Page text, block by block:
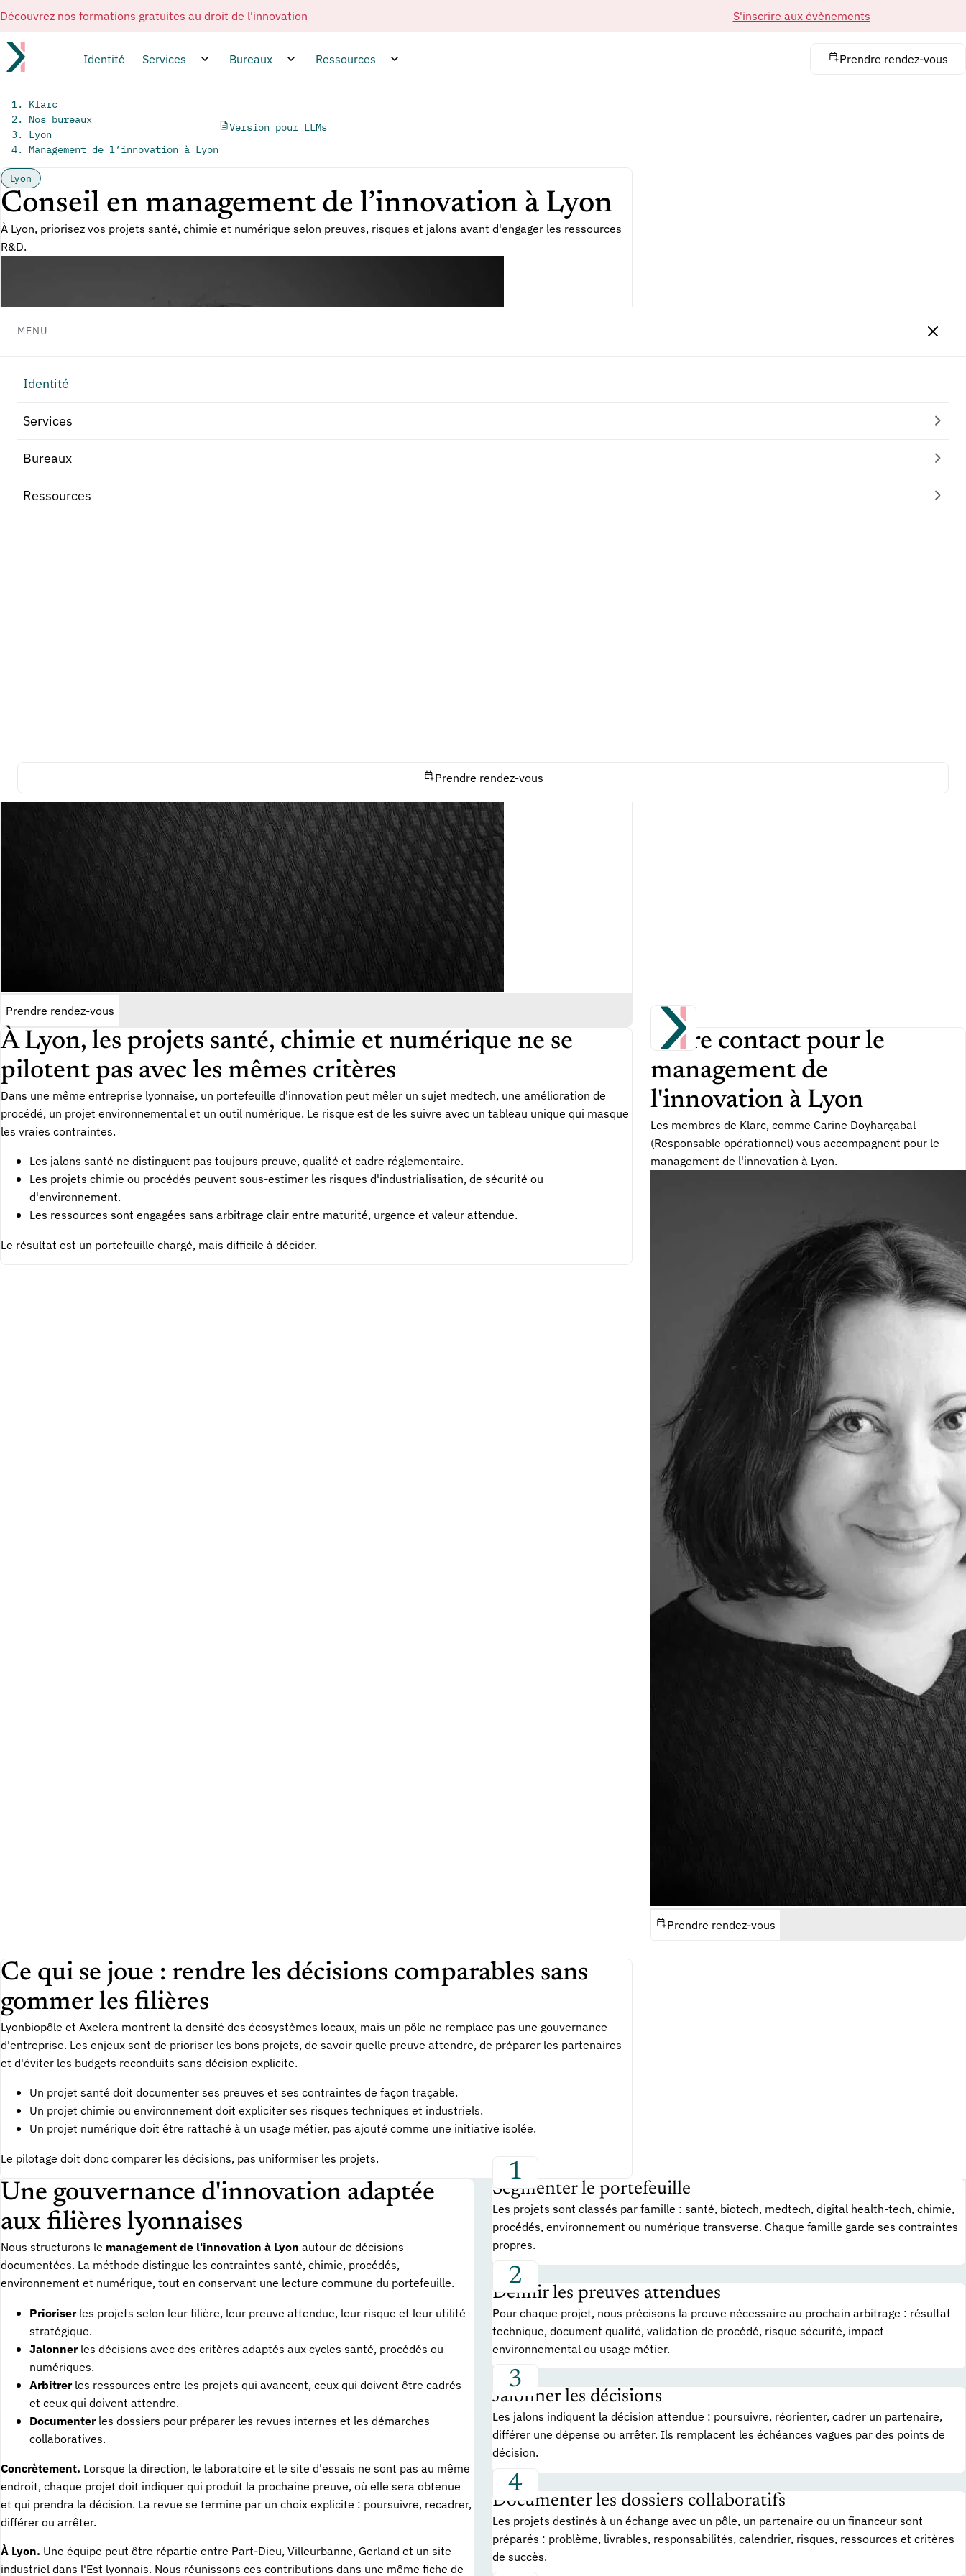
Découvrez nos formations gratuites au droit de l'innovation S'inscrire aux évènements
Identité Services Bureaux Ressources Prendre rendez-vous
MENU
Identité
Services
Bureaux
Ressources
Prendre rendez-vous
Klarc
Nos bureaux
Lyon
Management de l’innovation à Lyon
Version pour LLMs
Lyon
Conseil en management de l’innovation à Lyon
À Lyon, priorisez vos projets santé, chimie et numérique selon preuves, risques et jalons avant d'engager les ressources
R&D.
Prendre rendez-vous
À Lyon, les projets santé, chimie et numérique ne se
pilotent pas avec les mêmes critères
Dans une même entreprise lyonnaise, un portefeuille d'innovation peut mêler un sujet medtech, une amélioration de
procédé, un projet environnemental et un outil numérique. Le risque est de les suivre avec un tableau unique qui masque
les vraies contraintes.
Les jalons santé ne distinguent pas toujours preuve, qualité et cadre réglementaire.
Les projets chimie ou procédés peuvent sous-estimer les risques d'industrialisation, de sécurité ou
d'environnement.
Les ressources sont engagées sans arbitrage clair entre maturité, urgence et valeur attendue.
Le résultat est un portefeuille chargé, mais difficile à décider.
Votre contact pour le
management de
l'innovation à Lyon
Les membres de Klarc, comme Carine Doyharçabal
(Responsable opérationnel) vous accompagnent pour le
management de l'innovation à Lyon.
Prendre rendez-vous
Ce qui se joue : rendre les décisions comparables sans
gommer les filières
Lyonbiopôle et Axelera montrent la densité des écosystèmes locaux, mais un pôle ne remplace pas une gouvernance
d'entreprise. Les enjeux sont de prioriser les bons projets, de savoir quelle preuve attendre, de préparer les partenaires
et d'éviter les budgets reconduits sans décision explicite.
Un projet santé doit documenter ses preuves et ses contraintes de façon traçable.
Un projet chimie ou environnement doit expliciter ses risques techniques et industriels.
Un projet numérique doit être rattaché à un usage métier, pas ajouté comme une initiative isolée.
Le pilotage doit donc comparer les décisions, pas uniformiser les projets.
Une gouvernance d'innovation adaptée
aux filières lyonnaises
Nous structurons le management de l'innovation à Lyon autour de décisions
documentées. La méthode distingue les contraintes santé, chimie, procédés,
environnement et numérique, tout en conservant une lecture commune du portefeuille.
Prioriserles projets selon leur filière, leur preuve attendue, leur risque et leur utilité
stratégique.
Jalonnerles décisions avec des critères adaptés aux cycles santé, procédés ou
numériques.
Arbitrerles ressources entre les projets qui avancent, ceux qui doivent être cadrés
et ceux qui doivent attendre.
Documenterles dossiers pour préparer les revues internes et les démarches
collaboratives.
Concrètement. Lorsque la direction, le laboratoire et le site d'essais ne sont pas au même
endroit, chaque projet doit indiquer qui produit la prochaine preuve, où elle sera obtenue
et qui prendra la décision. La revue se termine par un choix explicite : poursuivre, recadrer,
différer ou arrêter.
À Lyon. Une équipe peut être répartie entre Part-Dieu, Villeurbanne, Gerland et un site
industriel dans l'Est lyonnais. Nous réunissons ces contributions dans une même fiche de
Segmenter le portefeuille
Les projets sont classés par famille : santé, biotech, medtech, digital health-tech, chimie,
procédés, environnement ou numérique transverse. Chaque famille garde ses contraintes
propres.
Définir les preuves attendues
Pour chaque projet, nous précisons la preuve nécessaire au prochain arbitrage : résultat
technique, document qualité, validation de procédé, risque sécurité, impact
environnemental ou usage métier.
Jalonner les décisions
Les jalons indiquent la décision attendue : poursuivre, réorienter, cadrer un partenaire,
différer une dépense ou arrêter. Ils remplacent les échéances vagues par des points de
décision.
Documenter les dossiers collaboratifs
Les projets destinés à un échange avec un pôle, un partenaire ou un financeur sont
préparés : problème, livrables, responsabilités, calendrier, risques, ressources et critères
de succès.